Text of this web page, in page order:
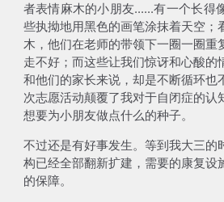
者表情麻木的小朋友......有一个长得
些执拗地用黑色的画笔涂抹着天空；
木，他们在老师的带领下一圈一圈重
走不好； 而这些让我们惊讶和心酸的
和他们的家长来说，却是不断循环也
次志愿活动颠覆了我对于自闭症的认
想要为小朋友做点什么的种子。
不过还是有好事发生。等到我大三的
构已经全部翻新扩建，需要的康复设
的保障。